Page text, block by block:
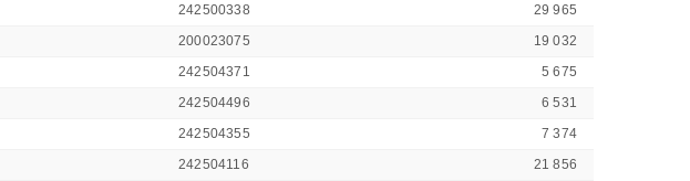
242500338
29 965
200023075
19 032
242504371
5 675
242504496
6 531
242504355
7 374
242504116
21 856